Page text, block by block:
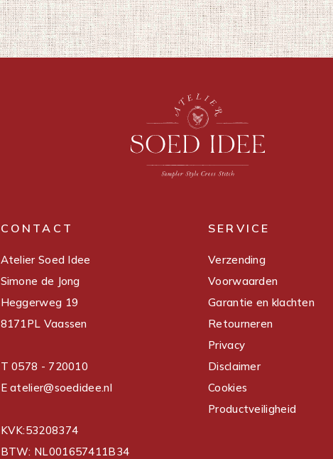
CONTACT
Atelier Soed Idee
Simone de Jong
Heggerweg 19
8171PL Vaassen
T 0578 - 720010
E atelier@soedidee.nl
KVK:53208374
BTW: NL001657411B34
SERVICE
Verzending
Voorwaarden
Garantie en klachten
Retourneren
Privacy
Disclaimer
Cookies
Productveiligheid